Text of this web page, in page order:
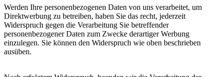
Werden Ihre personenbezogenen Daten von uns verarbeitet, um
Direktwerbung zu betreiben, haben Sie das recht, jederzeit
Widerspruch gegen die Verarbeitung Sie betreffender
personenbezogener Daten zum Zwecke derartiger Werbung
einzulegen. Sie können den Widerspruch wie oben beschrieben
ausüben.